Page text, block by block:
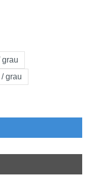
grau
grau
Wert ein